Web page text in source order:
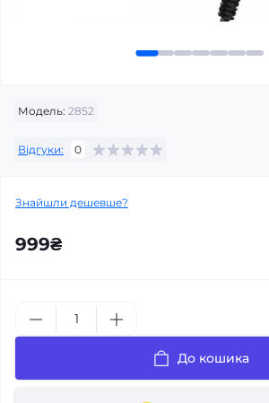
Модель: 2852
Відгуки: 0
Знайшли дешевше?
999₴
До кошика